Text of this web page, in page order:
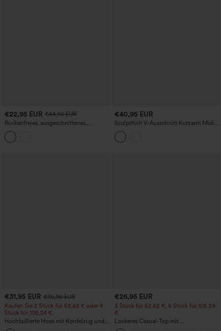
€22,95 EUR €44,95 EUR
Rückenfreies, ausgeschnittenes,
verdrehtes Midi-Freizeitkleid mit
Seitentaschen
€40,95 EUR
SculptKnit V-Ausschnitt Kurzarm Midi-
Freizeitkleid
€31,95 EUR €35,95 EUR
Kaufen Sie 2 Stück für 52,62 € oder 4
Stück für 105,24 €.
Hochtaillierte Hose mit Kordelzug und
Taschen, weitem Bein, lässig und locker
€26,95 EUR
3 Stück für 52,62 €, 6 Stück für 105,24
€
Lockeres Casual-Top mit
Rundhalsausschnitt und